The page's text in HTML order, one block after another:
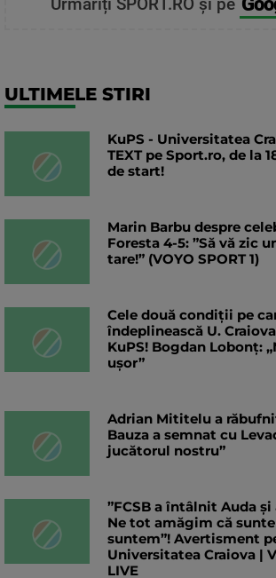
Urmăriți SPORT.RO și pe
ULTIMELE STIRI
KuPS - Universitatea
TEXT pe Sport.ro, de la
de start!
Marin Barbu despre
Foresta 4-5: ”Să vă zic
tare!” (VOYO SPORT 1)
Cele două condiții pe
îndeplinească U.
KuPS! Bogdan Lobonț:
ușor”
Adrian Mititelu a
Bauza a semnat cu
jucătorul nostru”
”FCSB a întâlnit Auda
Ne tot amăgim că
suntem”! Avertisment
Universitatea Craiova |
LIVE